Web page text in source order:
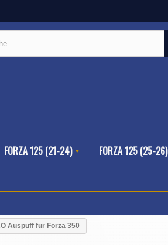
FORZA 125 (21-24) FORZA 125 (25-26)
Auspuff für Forza 350